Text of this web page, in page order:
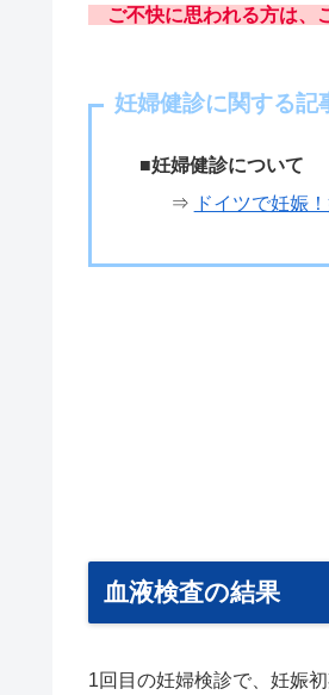
ご不快に思われる方は、
妊婦健診に関する記
■妊婦健診について
⇒ ドイツで妊娠
血液検査の結果
1回目の妊婦検診で、妊娠